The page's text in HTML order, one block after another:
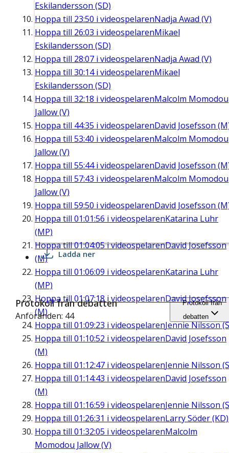
Eskilandersson (SD)
Hoppa till 23:50 i videospelarenNadja Awad (V)
Hoppa till 26:03 i videospelarenMikael
Eskilandersson (SD)
Hoppa till 28:07 i videospelarenNadja Awad (V)
Hoppa till 30:14i videospelarenMikael
Eskilandersson (SD)
Hoppa till 32:18 i videospelarenMalcolm Momodou
Jallow (V)
Hoppa till 44:35 i videospelarenDavid Josefsson
Hoppa till 53:40 i videospelarenMalcolm Momodou
Jallow (V)
Hoppa till 55:44i videospelarenDavid Josefsson
Hoppa till 57:43 i videospelarenMalcolm Momodou
Jallow (V)
Hoppa till 59:50 i videospelarenDavid Josefsson
Hoppa till 01:01:56 i videospelarenKatarina Luhr
(MP)
Hoppa till01:04:05i videospelarenDavid Josefsson
(M)
Hoppa till 01:06:09 i videospelarenKatarina Luhr
(MP)
Hoppa till 01:07:18 i videospelarenDavid Josefsson
(M)
Hoppa till 01:09:23 i videospelarenJennie Nilsson
Hoppa till 01:10:52 i videospelarenDavid Josefsson
(M)
Hoppa till 01:12:47 i videospelarenJennie Nilsson
Hoppa till 01:14:43 i videospelarenDavid Josefsson
(M)
Hoppa till 01:16:59 i videospelarenJennie Nilsson
Hoppa till 01:26:31 i videospelarenLarry Söder (KD)
Hoppa till 01:32:05 i videospelarenMalcolm
Momodou Jallow (V)
Ladda ner
Protokoll från debatten
Anföranden: 44
Protokoll från
debatten